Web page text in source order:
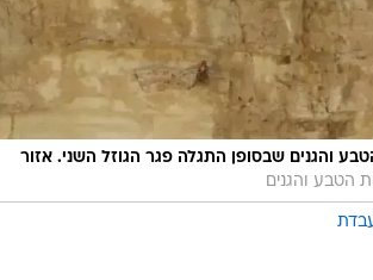
והגנים שבסופן התגלה פגר הגוזל השני. אזור
הטבע והגנים